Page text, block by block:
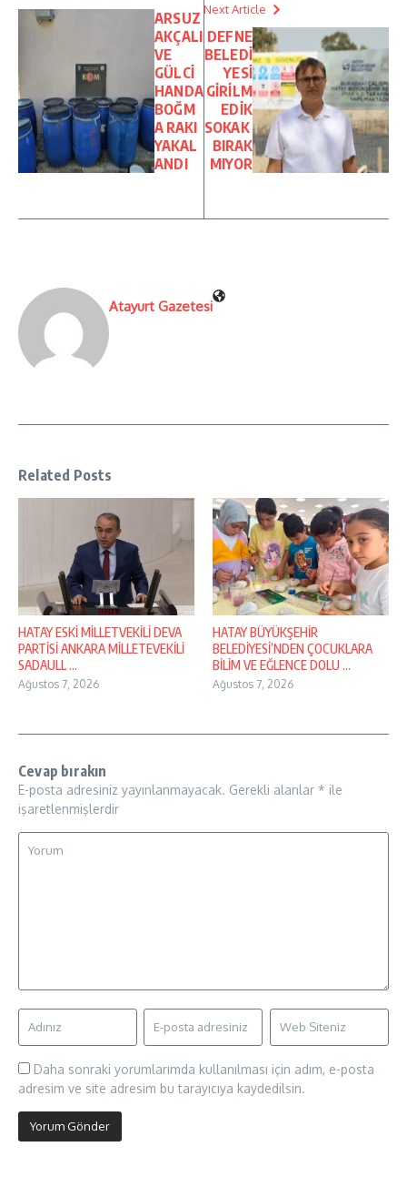
ARSUZ
AKÇALI
VE
GÜLCİ
HANDA
BOĞM
A RAKI
YAKAL
ANDI
Next Article
DEFNE
BELEDİ
YESİ
GİRİLM
EDİK
SOKAK
BIRAK
MIYOR
Atayurt Gazetesi
Related Posts
HATAY ESKİ MİLLETVEKİLİ DEVA
PARTİSİ ANKARA MİLLETEVEKİLİ
SADAULL ...
Ağustos 7, 2026
HATAY BÜYÜKŞEHİR
BELEDİYESİ’NDEN ÇOCUKLARA
BİLİM VE EĞLENCE DOLU ...
Ağustos 7, 2026
Cevap bırakın
E-posta adresiniz yayınlanmayacak. Gerekli alanlar * ile
işaretlenmişlerdir
Daha sonraki yorumlarımda kullanılması için adım, e-posta
adresim ve site adresim bu tarayıcıya kaydedilsin.